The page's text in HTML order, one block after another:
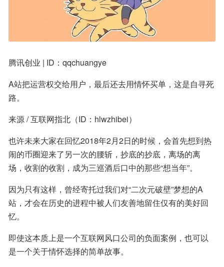
腾讯创业 | ID：qqchuangye
A站把运营权交给用户，最后还去用情怀买单，这是自寻死
路。
来源 / 互联网指北（ID：hlwzhibei）
也许未来大家在回忆2018年2月2日的时候，会首先想到热
闹的币圈迎来了另一次的腰斩，抄底的抄底，离场的离
场，收割的收割，成为三巡酒后口中的那些“想当年”。
因为只有这样，曾经寄托过我们对“二次元破壁”梦想的A
站，才会在历史的进程中被人们友善地留住仅有的美好回
忆。
即使这本质上是一个互联网风口公司的负面案例，也可以
是一个关于情怀选择的简单故事。